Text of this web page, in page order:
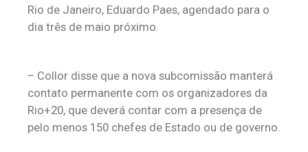
Rio de Janeiro, Eduardo Paes, agendado para o
dia três de maio próximo.
– Collor disse que a nova subcomissão manterá
contato permanente com os organizadores da
Rio+20, que deverá contar com a presença de
pelo menos 150 chefes de Estado ou de governo.